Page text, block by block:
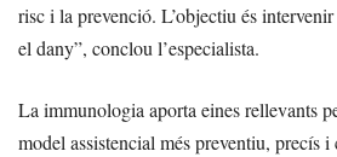
risc i la prevenció. L’objectiu és
el dany”, conclou l’especialista.
La immunologia aporta eines rellevants
model assistencial més preventiu, precís i